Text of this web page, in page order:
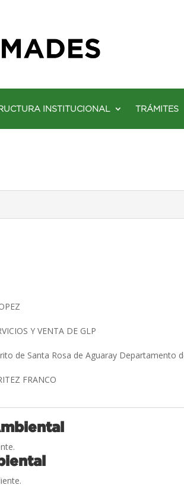
INSTITUCIONAL TRÁMITES
Y VENTA DE GLP
de Santa Rosa de Aguaray Departamento
FRANCO